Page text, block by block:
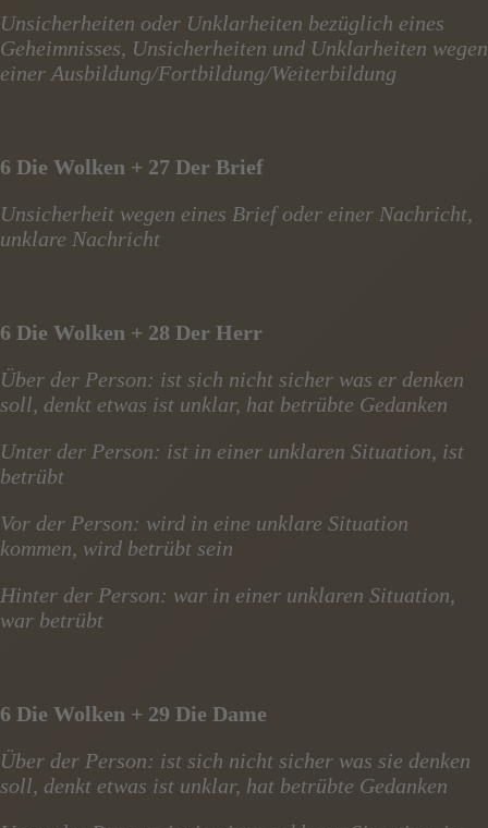
Unsicherheiten oder Unklarheiten bezüglich eines
Geheimnisses, Unsicherheiten und Unklarheiten wegen
einer Ausbildung/Fortbildung/Weiterbildung
6 Die Wolken + 27 Der Brief
Unsicherheit wegen eines Brief oder einer Nachricht,
unklare Nachricht
6 Die Wolken + 28 Der Herr
Über der Person: ist sich nicht sicher was er denken
soll, denkt etwas ist unklar, hat betrübte Gedanken
Unter der Person: ist in einer unklaren Situation, ist
betrübt
Vor der Person: wird in eine unklare Situation
kommen, wird betrübt sein
Hinter der Person: war in einer unklaren Situation,
war betrübt
6 Die Wolken + 29 Die Dame
Über der Person: ist sich nicht sicher was sie denken
soll, denkt etwas ist unklar, hat betrübte Gedanken